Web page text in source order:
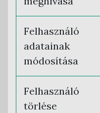
Felhasználó
adatainak
módosítása
Felhasználó
törlése